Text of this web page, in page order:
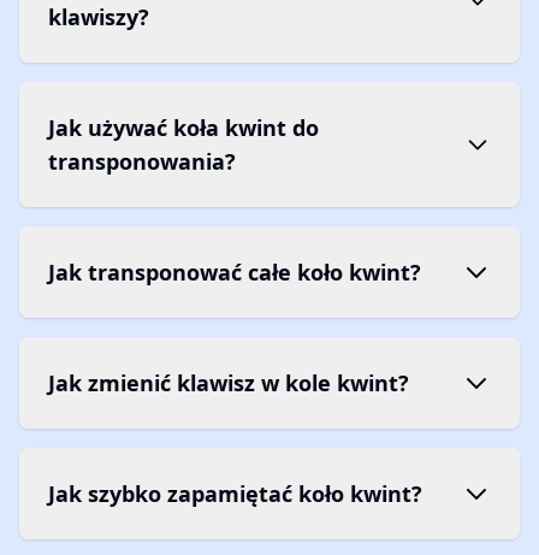
klawiszy?
Jak używać koła kwint do
transponowania?
Jak transponować całe koło kwint?
Jak zmienić klawisz w kole kwint?
Jak szybko zapamiętać koło kwint?